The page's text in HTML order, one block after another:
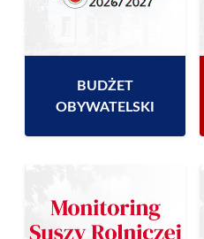
BUDŻET
OBYWATELSKI